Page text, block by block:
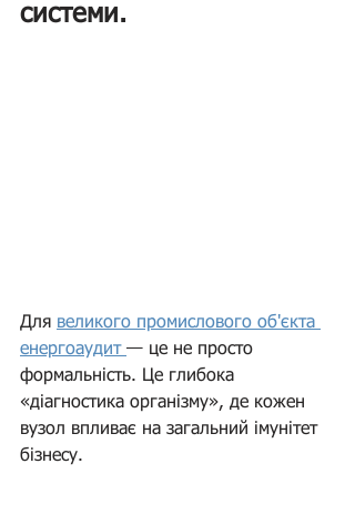
системи.
Для великого промислового об'єкта
енергоаудит — це не просто
формальність. Це глибока
«діагностика організму», де кожен
вузол впливає на загальний імунітет
бізнесу.